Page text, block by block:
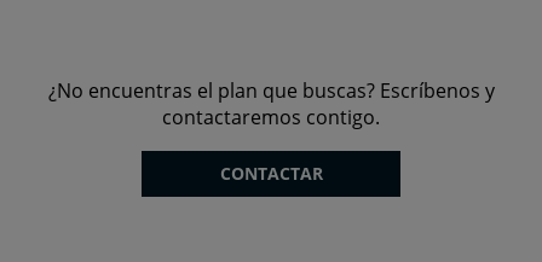
¿No encuentras el plan que buscas? Escríbenos y
contactaremos contigo.
CONTACTAR